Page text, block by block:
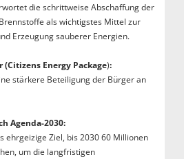
die schrittweise Abschaffung der
als wichtigstes Mittel zur
Erzeugung sauberer Energien.
Energy Package):
stärkere Beteiligung der Bürger an
Agenda-2030:
ehrgeizige Ziel, bis 2030 60 Millionen
um die langfristigen